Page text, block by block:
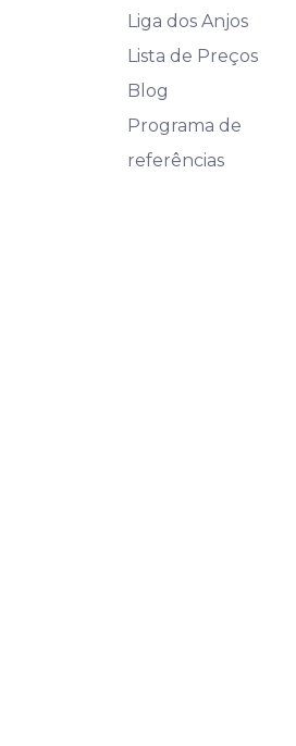
Liga dos Anjos
Lista de Preços
Blog
Programa de
referências